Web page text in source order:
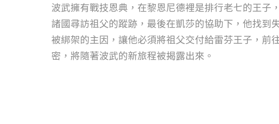
波武擁有戰技恩典，在黎恩尼德裡是排行老七的王子
諸國尋訪祖父的蹤跡，最後在凱莎的協助下，他找到
被綁架的主因，讓他必須將祖父交付給雷芬王子，前
密，將隨著波武的新旅程被揭露出來。